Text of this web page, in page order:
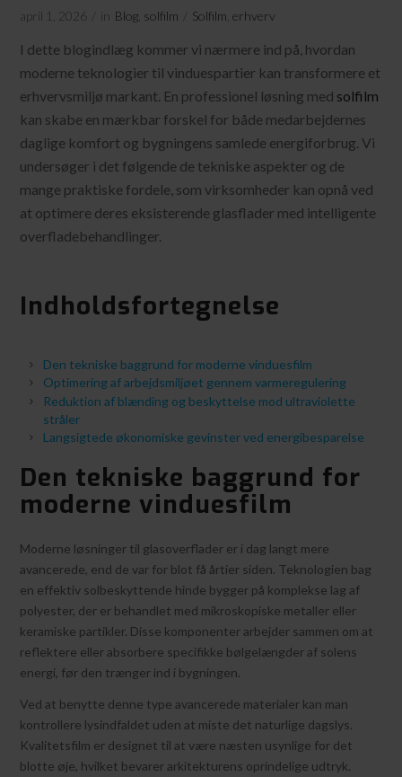
april 1, 2026 in Blog solfilm Solfilm ,erhverv
I dette blogindlæg kommer vi nærmere ind på, hvordan
moderne teknologier til vinduespartier kan transformere et
erhvervsmiljø markant. En professionel løsning med solfilm
kan skabe en mærkbar forskel for både medarbejdernes
daglige komfort og bygningens samlede energiforbrug. Vi
undersøger i det følgende de tekniske aspekter og de
mange praktiske fordele, som virksomheder kan opnå ved
at optimere deres eksisterende glasflader med intelligente
overfladebehandlinger.
Indholdsfortegnelse
Den tekniske baggrund for moderne vinduesfilm
Optimering af arbejdsmiljøet gennem varmeregulering
Reduktion af blænding og beskyttelse mod ultraviolette
stråler
Langsigtede økonomiske gevinster ved energibesparelse
Den tekniske baggrund for
moderne vinduesfilm
Moderne løsninger til glasoverflader er i dag langt mere
avancerede, end de var for blot få årtier siden. Teknologien bag
en effektiv solbeskyttende hinde bygger på komplekse lag af
polyester, der er behandlet med mikroskopiske metaller eller
keramiske partikler. Disse komponenter arbejder sammen om at
reflektere eller absorbere specifikke bølgelængder af solens
energi, før den trænger ind i bygningen.
Ved at benytte denne type avancerede materialer kan man
kontrollere lysindfaldet uden at miste det naturlige dagslys.
Kvalitetsfilm er designet til at være næsten usynlige for det
blotte øje, hvilket bevarer arkitekturens oprindelige udtryk.